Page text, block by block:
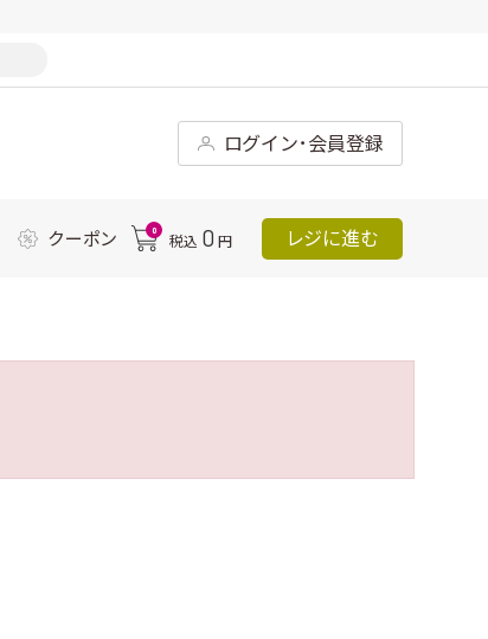
ログイン･会員登録
クーポン 0
税込 0 円 レジに進む